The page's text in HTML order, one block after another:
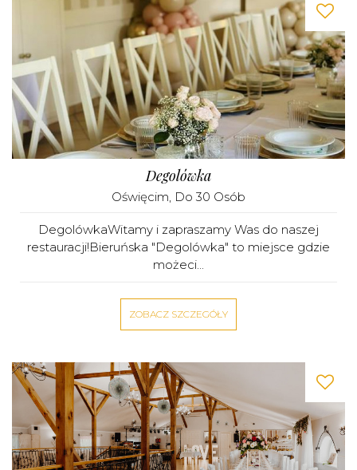
Degolówka
Oświęcim, Do 30 Osób
DegolówkaWitamy i zapraszamy Was do naszej
restauracji!Bieruńska "Degolówka" to miejsce gdzie
możeci...
ZOBACZ SZCZEGÓŁY